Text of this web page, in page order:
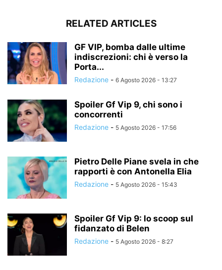
RELATED ARTICLES
GF VIP, bomba dalle ultime
indiscrezioni: chi è verso la
Porta...
Redazione - 6 Agosto 2026 - 13:27
Spoiler Gf Vip 9, chi sono i
concorrenti
Redazione - 5 Agosto 2026 - 17:56
Pietro Delle Piane svela in che
rapporti è con Antonella Elia
Redazione - 5 Agosto 2026 - 15:43
Spoiler Gf Vip 9: lo scoop sul
fidanzato di Belen
Redazione - 5 Agosto 2026 - 8:27